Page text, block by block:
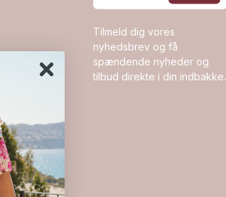
Tilmeld dig vores
nyhedsbrev og få
spændende nyheder og
tilbud direkte i din indbakke.